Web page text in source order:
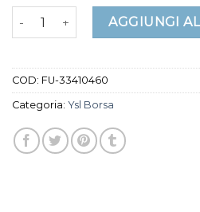
ysl borsa quantitàAGGIUNGI
COD: FU-33410460
Categoria: Ysl Borsa